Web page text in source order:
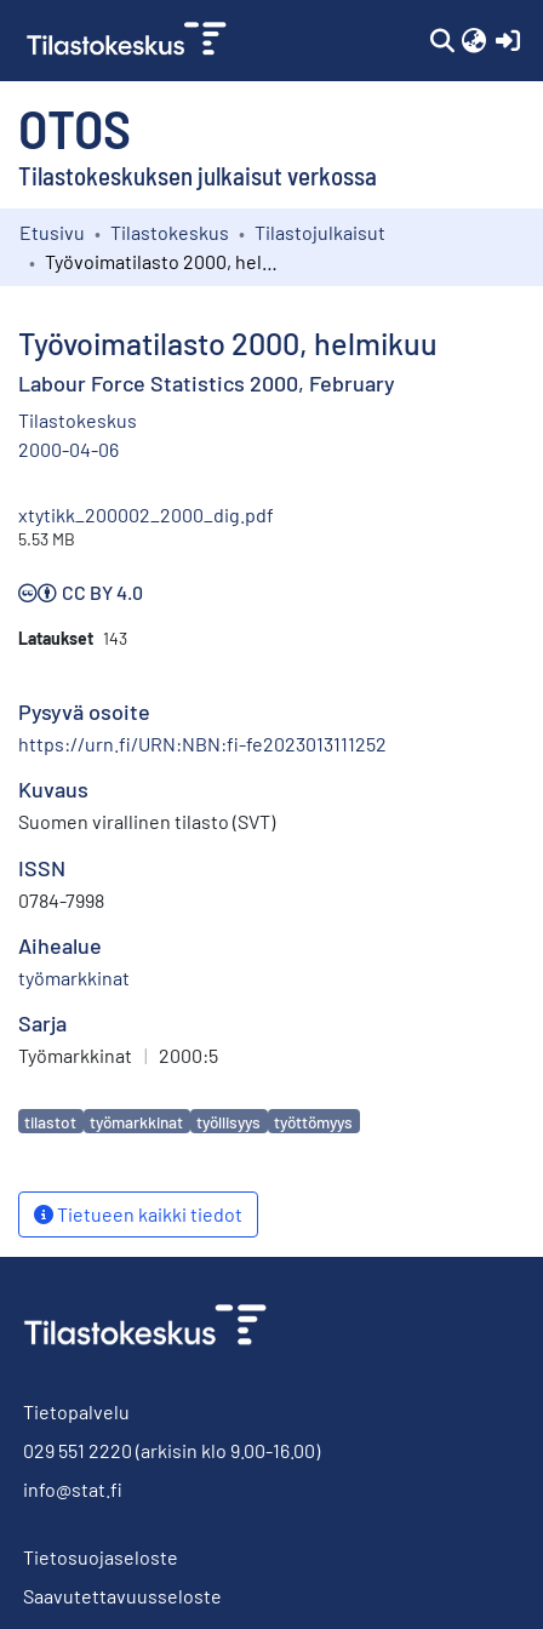
OTOS
Tilastokeskuksen julkaisut verkossa
Kokoelmat
Etusivu Tilastokeskus
Tilastojulkaisut
Työvoimatilasto 2000, helmikuu
Labour Force Statistics 2000, February
Tilastokeskus
2000-04-06
xtytikk_200002_2000_dig.pdf
5.53 MB
CC BY 4.0
Lataukset 143
Pysyvä osoite
https://urn.fi/URN:NBN:fi-fe2023013111252
Kuvaus
Suomen virallinen tilasto (SVT)
ISSN
0784-7998
Aihealue
työmarkkinat
Sarja
Työmarkkinat | 2000:5
Avainsanat
tilastot työmarkkinat työllisyys työttömyys
Tietueen kaikki tiedot
Tietopalvelu
029 551 2220 (arkisin klo 9.00-16.00)
info@stat.fi
Tietosuojaseloste
Saavutettavuusseloste